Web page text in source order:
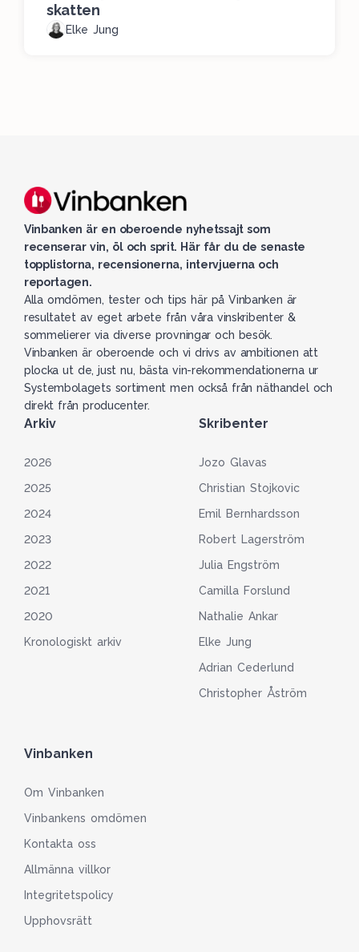
skatten
Elke Jung
Vinbanken är en oberoende nyhetssajt som
recenserar vin, öl och sprit. Här får du de senaste
topplistorna, recensionerna, intervjuerna och
reportagen.
Alla omdömen, tester och tips här på Vinbanken är
resultatet av eget arbete från våra vinskribenter &
sommelierer via diverse provningar och besök.
Vinbanken är oberoende och vi drivs av ambitionen att
plocka ut de, just nu, bästa vin-rekommendationerna ur
Systembolagets sortiment men också från näthandel och
direkt från producenter.
Arkiv
2026
2025
2024
2023
2022
2021
2020
Kronologiskt arkiv
Skribenter
Jozo Glavas
Christian Stojkovic
Emil Bernhardsson
Robert Lagerström
Julia Engström
Camilla Forslund
Nathalie Ankar
Elke Jung
Adrian Cederlund
Christopher Åström
Vinbanken
Om Vinbanken
Vinbankens omdömen
Kontakta oss
Allmänna villkor
Integritetspolicy
Upphovsrätt